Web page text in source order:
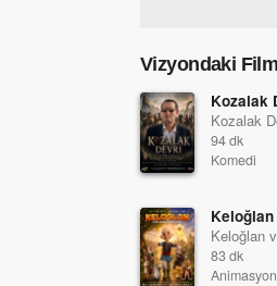
Vizyondaki
Kozalak
Kozalak
94 dk
Komedi
Keloğlan
83 dk
Animasyon